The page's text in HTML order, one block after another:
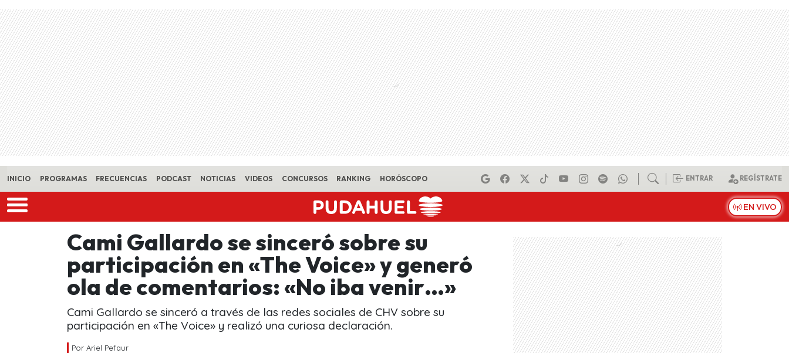
Skip to main content
INICIO PROGRAMAS FRECUENCIAS PODCAST NOTICIAS VIDEOS CONCURSOS RANKING HORÓSCOPO ENTRAR REGÍSTRATE
EN VIVO
Cami Gallardo se sinceró sobre su
participación en «The Voice» y generó
ola de comentarios: «No iba venir…»
Cami Gallardo se sinceró a través de las redes sociales de CHV sobre su
participación en «The Voice» y realizó una curiosa declaración.
Por Ariel Pefaur